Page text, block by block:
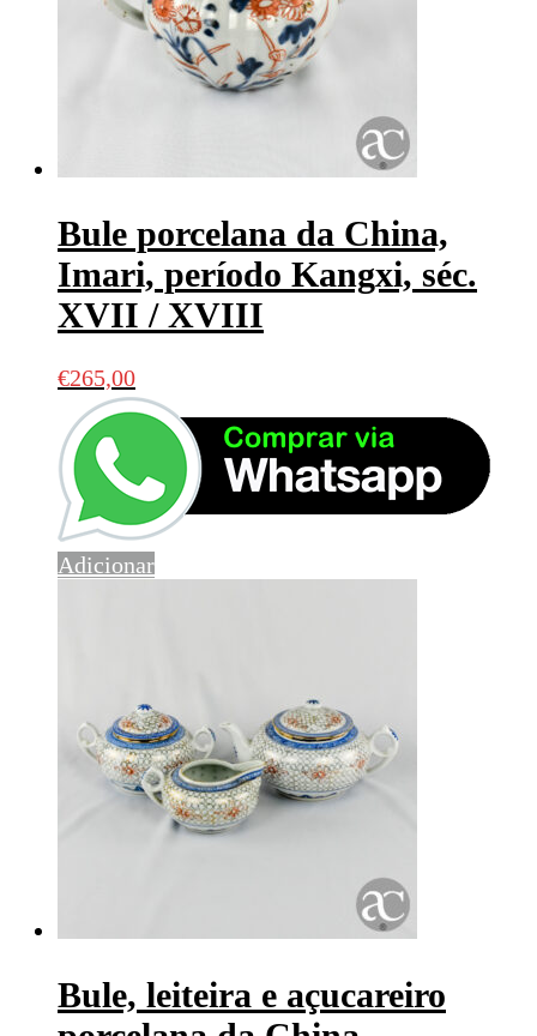
Bule porcelana da China,
Imari, período Kangxi, séc.
XVII / XVIII
€265,00
Adicionar
Bule, leiteira e açucareiro